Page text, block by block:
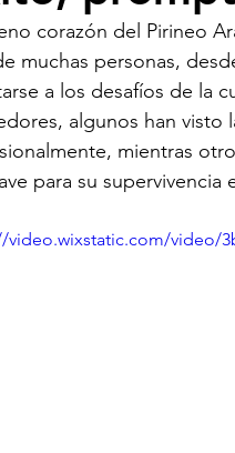
DIGITAL GUÍAS
SUSCRIPCIONES
DIGITAL
corazón del Pirineo
muchas personas,
a los desafíos de la
algunos han
mientras
para su supervivencia
video.wixstatic.com/video/